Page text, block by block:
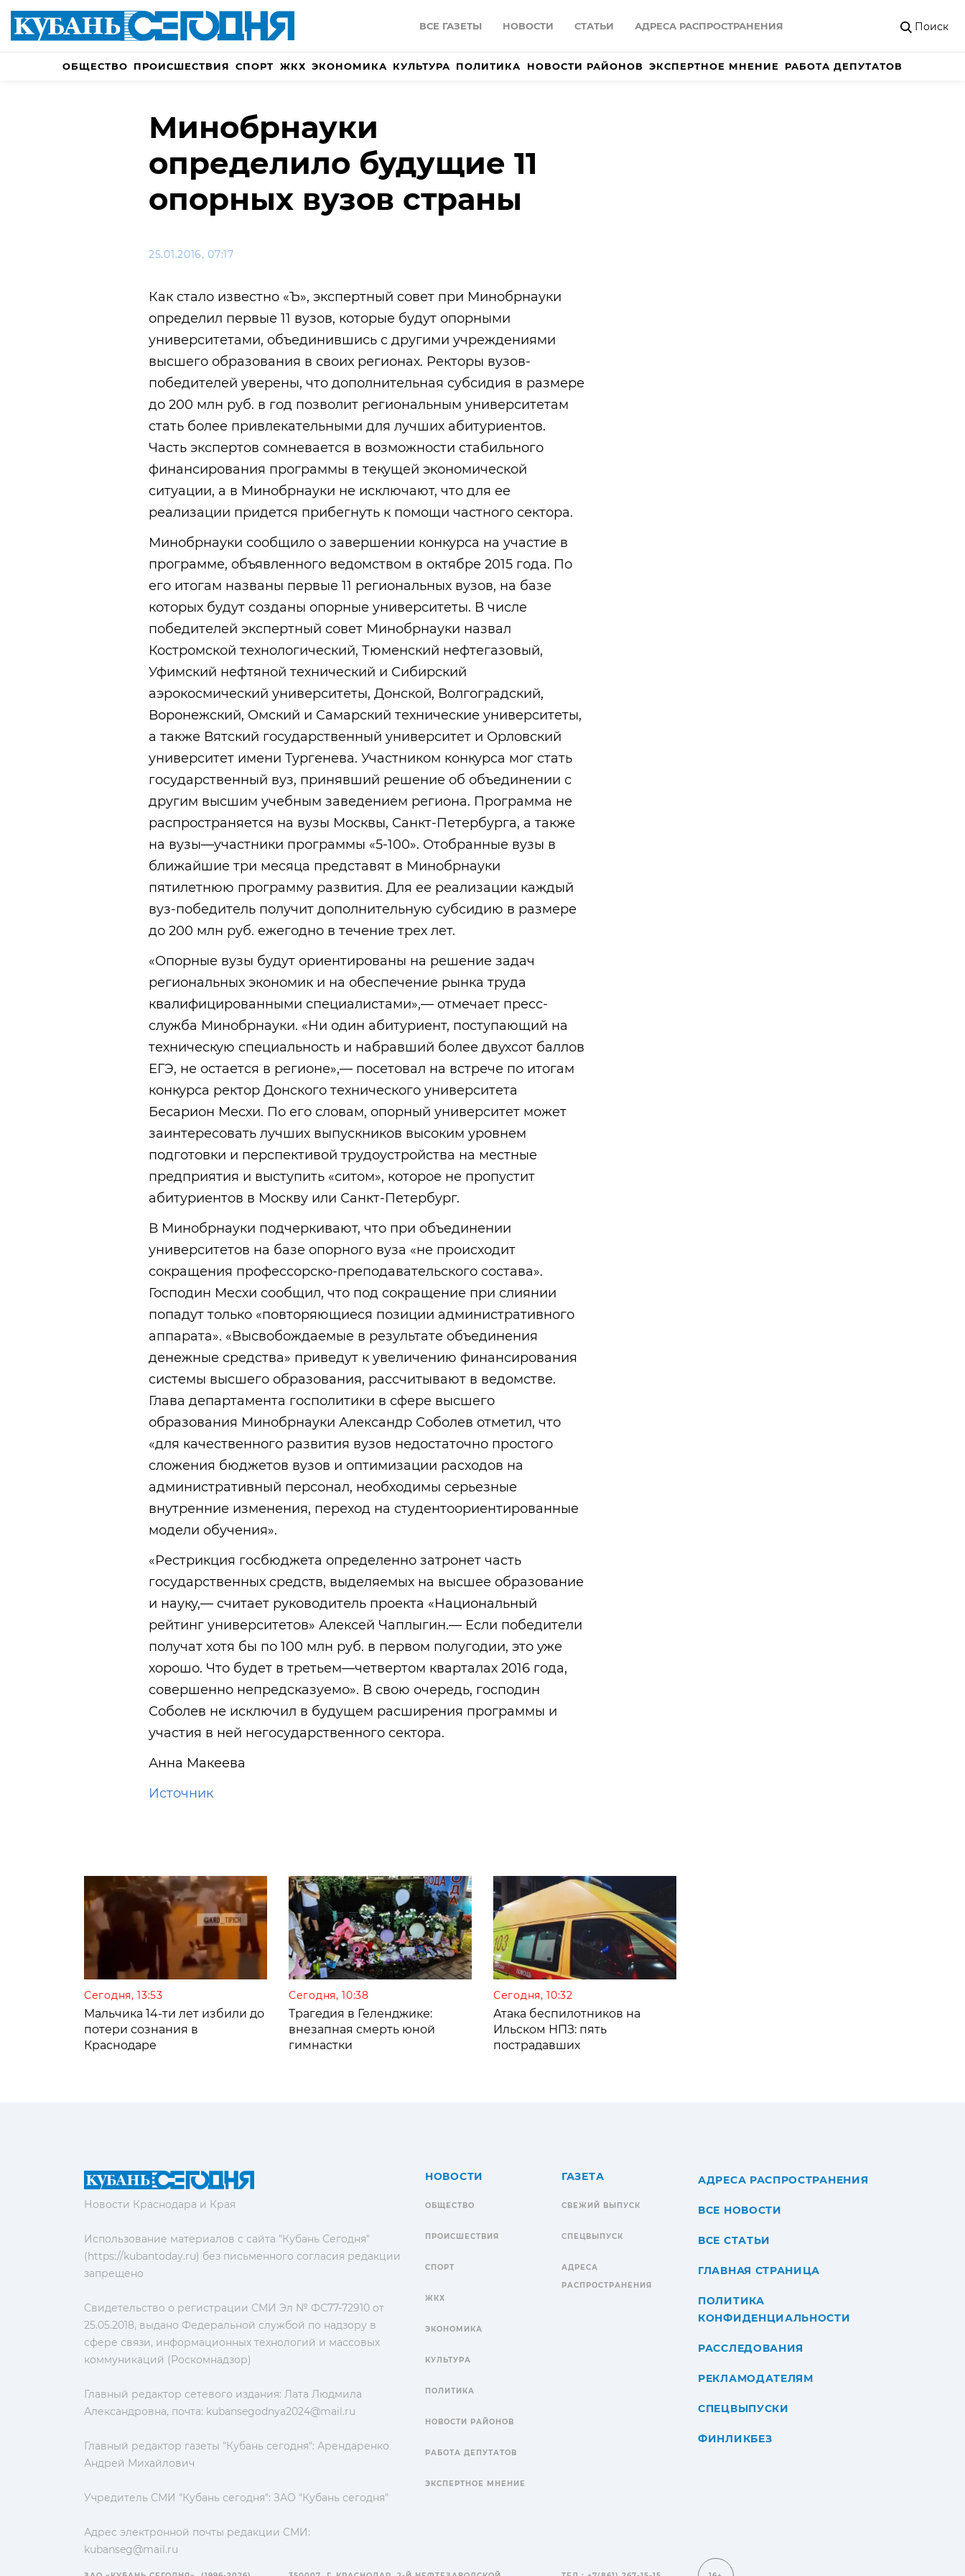
ВСЕ ГАЗЕТЫ НОВОСТИ СТАТЬИ АДРЕСА РАСПРОСТРАНЕНИЯ Поиск
ОБЩЕСТВО ПРОИСШЕСТВИЯ СПОРТ ЖКХ ЭКОНОМИКА КУЛЬТУРА ПОЛИТИКА НОВОСТИ РАЙОНОВ ЭКСПЕРТНОЕ МНЕНИЕ РАБОТА ДЕПУТАТОВ
Минобрнауки
определило будущие 11
опорных вузов страны
25.01.2016, 07:17
Как стало известно «Ъ», экспертный совет при Минобрнауки
определил первые 11 вузов, которые будут опорными
университетами, объединившись с другими учреждениями
высшего образования в своих регионах. Ректоры вузов-
победителей уверены, что дополнительная субсидия в размере
до 200 млн руб. в год позволит региональным университетам
стать более привлекательными для лучших абитуриентов.
Часть экспертов сомневается в возможности стабильного
финансирования программы в текущей экономической
ситуации, а в Минобрнауки не исключают, что для ее
реализации придется прибегнуть к помощи частного сектора.
Минобрнауки сообщило о завершении конкурса на участие в
программе, объявленного ведомством в октябре 2015 года. По
его итогам названы первые 11 региональных вузов, на базе
которых будут созданы опорные университеты. В числе
победителей экспертный совет Минобрнауки назвал
Костромской технологический, Тюменский нефтегазовый,
Уфимский нефтяной технический и Сибирский
аэрокосмический университеты, Донской, Волгоградский,
Воронежский, Омский и Самарский технические университеты,
а также Вятский государственный университет и Орловский
университет имени Тургенева. Участником конкурса мог стать
государственный вуз, принявший решение об объединении с
другим высшим учебным заведением региона. Программа не
распространяется на вузы Москвы, Санкт-Петербурга, а также
на вузы—участники программы «5-100». Отобранные вузы в
ближайшие три месяца представят в Минобрнауки
пятилетнюю программу развития. Для ее реализации каждый
вуз-победитель получит дополнительную субсидию в размере
до 200 млн руб. ежегодно в течение трех лет.
«Опорные вузы будут ориентированы на решение задач
региональных экономик и на обеспечение рынка труда
квалифицированными специалистами»,— отмечает пресс-
служба Минобрнауки. «Ни один абитуриент, поступающий на
техническую специальность и набравший более двухсот баллов
ЕГЭ, не остается в регионе»,— посетовал на встрече по итогам
конкурса ректор Донского технического университета
Бесарион Месхи. По его словам, опорный университет может
заинтересовать лучших выпускников высоким уровнем
подготовки и перспективой трудоустройства на местные
предприятия и выступить «ситом», которое не пропустит
абитуриентов в Москву или Санкт-Петербург.
В Минобрнауки подчеркивают, что при объединении
университетов на базе опорного вуза «не происходит
сокращения профессорско-преподавательского состава».
Господин Месхи сообщил, что под сокращение при слиянии
попадут только «повторяющиеся позиции административного
аппарата». «Высвобождаемые в результате объединения
денежные средства» приведут к увеличению финансирования
системы высшего образования, рассчитывают в ведомстве.
Глава департамента госполитики в сфере высшего
образования Минобрнауки Александр Соболев отметил, что
«для качественного развития вузов недостаточно простого
сложения бюджетов вузов и оптимизации расходов на
административный персонал, необходимы серьезные
внутренние изменения, переход на студентоориентированные
модели обучения».
«Рестрикция госбюджета определенно затронет часть
государственных средств, выделяемых на высшее образование
и науку,— считает руководитель проекта «Национальный
рейтинг университетов» Алексей Чаплыгин.— Если победители
получат хотя бы по 100 млн руб. в первом полугодии, это уже
хорошо. Что будет в третьем—четвертом кварталах 2016 года,
совершенно непредсказуемо». В свою очередь, господин
Соболев не исключил в будущем расширения программы и
участия в ней негосударственного сектора.
Анна Макеева
Источник
Сегодня, 13:53
Мальчика 14-ти лет избили до
потери сознания в
Краснодаре
Сегодня, 10:38
Трагедия в Геленджике:
внезапная смерть юной
гимнастки
Сегодня, 10:32
Атака беспилотников на
Ильском НПЗ: пять
пострадавших
Новости Краснодара и Края
Использование материалов с сайта "Кубань Сегодня"
(https://kubantoday.ru) без письменного согласия редакции
запрещено
Свидетельство о регистрации СМИ Эл № ФС77-72910 от
25.05.2018, выдано Федеральной службой по надзору в
сфере связи, информационных технологий и массовых
коммуникаций (Роскомнадзор)
Главный редактор сетевого издания: Лата Людмила
Александровна, почта: kubansegodnya2024@mail.ru
Главный редактор газеты "Кубань сегодня": Арендаренко
Андрей Михайлович
Учредитель СМИ "Кубань сегодня": ЗАО "Кубань сегодня"
Адрес электронной почты редакции СМИ:
kubanseg@mail.ru
НОВОСТИ
ОБЩЕСТВО
ПРОИСШЕСТВИЯ
СПОРТ
ЖКХ
ЭКОНОМИКА
КУЛЬТУРА
ПОЛИТИКА
НОВОСТИ РАЙОНОВ
РАБОТА ДЕПУТАТОВ
ЭКСПЕРТНОЕ МНЕНИЕ
ГАЗЕТА
СВЕЖИЙ ВЫПУСК
СПЕЦВЫПУСК
АДРЕСА
РАСПРОСТРАНЕНИЯ
АДРЕСА РАСПРОСТРАНЕНИЯ
ВСЕ НОВОСТИ
ВСЕ СТАТЬИ
ГЛАВНАЯ СТРАНИЦА
ПОЛИТИКА
КОНФИДЕНЦИАЛЬНОСТИ
РАССЛЕДОВАНИЯ
РЕКЛАМОДАТЕЛЯМ
СПЕЦВЫПУСКИ
ФИНЛИКБЕЗ